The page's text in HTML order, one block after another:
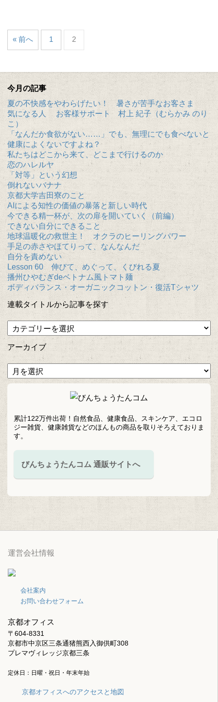
« 前へ 1 2
今月の記事
夏の不快感をやわらげたい！ 暑さが苦手なお客さま
気になる人 お客様サポート 村上 紀子（むらかみ のり
こ）
「なんだか食欲がない……」でも、無理にでも食べないと
健康によくないですよね？
私たちはどこから来て、どこまで行けるのか
恋のハレルヤ
「対等」という幻想
倒れないバナナ
京都大学吉田寮のこと
AIによる知性の価値の暴落と新しい時代
今できる精一杯が、次の扉を開いていく（前編）
できない自分にできること
地球温暖化の救世主！ オクラのヒーリングパワー
手足の赤さやほてりって、なんなんだ
自分を責めない
Lesson 60 伸びて、めぐって、くびれる夏
播州ひやむぎdeベトナム風トマト麺
ボディバランス・オーガニックコットン・復活Tシャツ
連載タイトルから記事を探す
アーカイブ
累計122万件出荷！自然食品、健康食品、スキンケア、エコロ
ジー雑貨、健康雑貨などのほんもの商品を取りそろえておりま
す。
びんちょうたんコム 通販サイトへ
運営会社情報
会社案内
お問い合わせフォーム
京都オフィス
〒604-8331
京都市中京区三条通猪熊西入御供町308
プレマヴィレッジ京都三条
定休日：日曜・祝日・年末年始
京都オフィスへのアクセスと地図